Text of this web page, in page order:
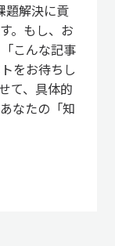
題解決に貢
。もし、お
こんな記事
をお待ちし
て、具体的
なたの「知